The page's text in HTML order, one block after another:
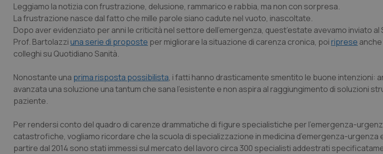
Leggiamo la notizia con frustrazione, delusione, rammarico e rabbia, ma non con sorpresa.
La frustrazione nasce dal fatto che mille parole siano cadute nel vuoto, inascoltate.
Dopo aver evidenziato per anni le criticità nel settore dell’emergenza, quest’estate avevamo inviato
Prof. Bartolazziuna serie di proposte per migliorare la situazione di carenza cronica, poiriprese
colleghi su Quotidiano Sanità.
Nonostante una prima risposta possibilista, i fatti hanno drasticamente smentito le buone intenzioni:
avanzata una soluzione una tantum che sana l’esistente e non aspira al raggiungimento di soluzioni
paziente.
Per rendersi conto del quadro di carenze drammatiche di figure specialistiche per l’emergenza-
catastrofiche, vogliamo ricordare che la scuola di specializzazione in medicina d’emergenza-urgenza
partire dal 2014 sono stati immessi sul mercato del lavoro circa 300 specialisti addestrati